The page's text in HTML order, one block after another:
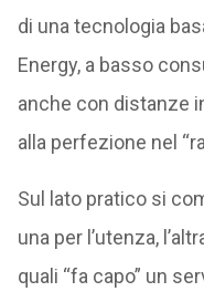
di una tecnologia
Energy, a basso
anche con distanze
alla perfezione nel
Sul lato pratico si
una per l’utenza,
quali “fa capo” un